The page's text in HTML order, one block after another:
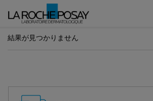
結果が見つかりません